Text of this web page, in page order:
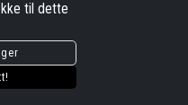
og
til dette